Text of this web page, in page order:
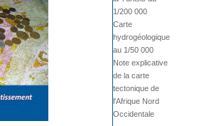
d'attribution
simplifiée
1/200 000
Carte
hydrogéologique
au 1/50 000
Note explicative
de la carte
tectonique de
l'Afrique Nord
Occidentale